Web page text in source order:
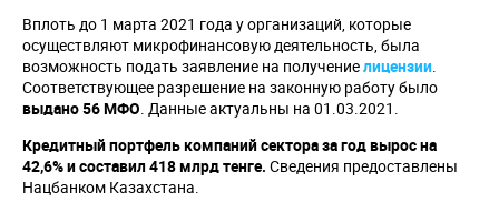
Вплоть до 1 марта 2021 года у организаций, которые
осуществляют микрофинансовую деятельность, была
возможность подать заявление на получениелицензии.
Соответствующее разрешение на законную работу было
выдано 56 МФО. Данные актуальны на 01.03.2021.
Кредитный портфель компаний сектора за год вырос на
42,6% и составил 418 млрд тенге. Сведения предоставлены
Нацбанком Казахстана.